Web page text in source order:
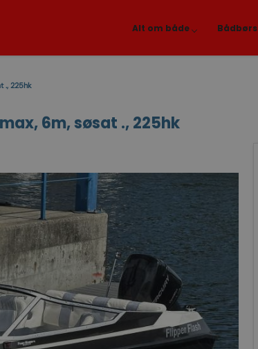
Alt om både Bådbørs
., 225hk
6m, søsat ., 225hk